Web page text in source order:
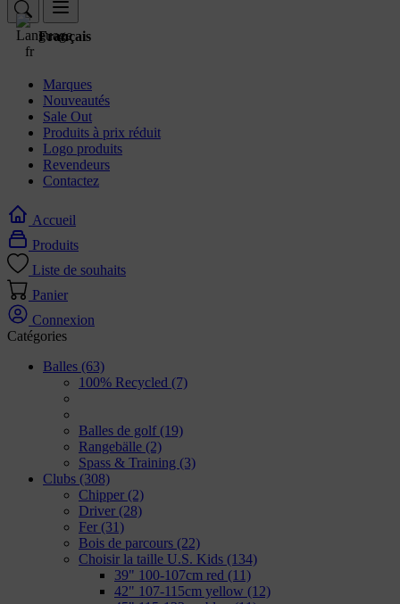
Français
Marques
Nouveautés
Sale Out
Produits à prix réduit
Logo produits
Revendeurs
Contactez
Accueil
Produits
Liste de souhaits
Panier
Connexion
Catégories
Balles (63)
100% Recycled (7)
Balles de golf (19)
Rangebälle (2)
Spass & Training (3)
Clubs (308)
Chipper (2)
Driver (28)
Fer (31)
Bois de parcours (22)
Choisir la taille U.S. Kids (134)
39" 100-107cm red (11)
42" 107-115cm yellow (12)